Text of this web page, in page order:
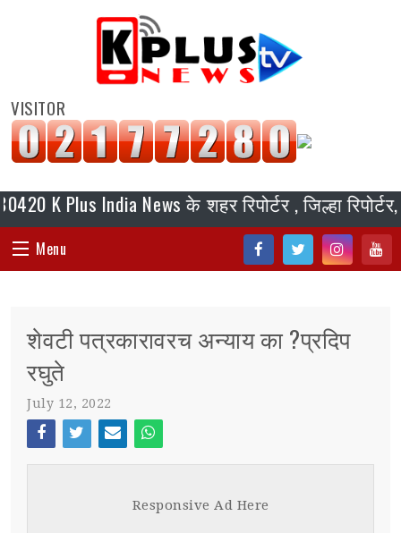
VISITOR
Plus India News के शहर रिपोर्टर , जिल्हा रिपोर्टर,
Menu
ok
am
संपादकीय
जॉब/ नोकरी
स्पर्धा परीक्षा
शेवटी पत्रकारावरच अन्याय का ?प्रदिप
रघुते
July 12, 2022
Face
Twi
Ema
Wh
Responsive Ad Here